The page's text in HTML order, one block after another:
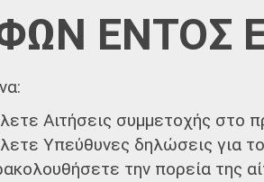
ΕΝΤΟΣ
Αιτήσεις συμμετοχής
Υπεύθυνες δηλώσεις για
την πορεία της